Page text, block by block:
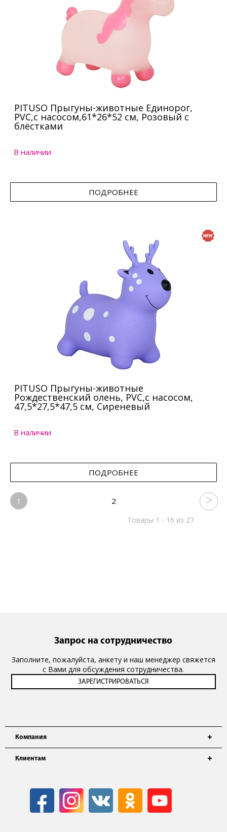
PITUSO Прыгуны-животные Единорог,
PVC,с насосом,61*26*52 см, Розовый с
блёстками
В наличии
ПОДРОБНЕЕ
PITUSO Прыгуны-животные
Рождественский олень, PVC,с насосом,
47,5*27,5*47,5 см, Сиреневый
В наличии
ПОДРОБНЕЕ
1 2
Товары 1 - 16 из 27
Компания
Клиентам
Запрос на сотрудничество
Заполните, пожалуйста, анкету и наш менеджер свяжется
с Вами для обсуждения сотрудничества.